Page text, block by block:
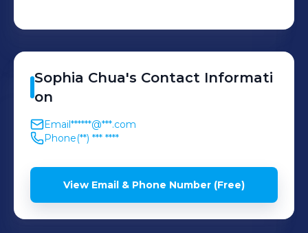
Sophia Chua's Contact Informati
on
Email******@***.com
Phone(**) *** ****
View Email & Phone Number (Free)